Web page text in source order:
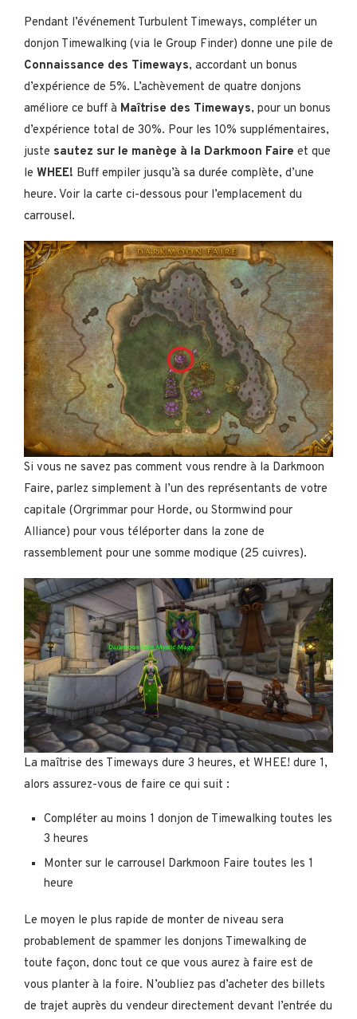
Pendant l’événement Turbulent Timeways, compléter un
donjon Timewalking (via le Group Finder) donne une pile de
Connaissance des Timeways, accordant un bonus
d’expérience de 5%. L’achèvement de quatre donjons
améliore ce buff à Maîtrise des Timeways, pour un bonus
d’expérience total de 30%. Pour les 10% supplémentaires,
juste sautez sur le manège à la Darkmoon Faire et que
le WHEE! Buff empiler jusqu’à sa durée complète, d’une
heure. Voir la carte ci-dessous pour l’emplacement du
carrousel.
Si vous ne savez pas comment vous rendre à la Darkmoon
Faire, parlez simplement à l’un des représentants de votre
capitale (Orgrimmar pour Horde, ou Stormwind pour
Alliance) pour vous téléporter dans la zone de
rassemblement pour une somme modique (25 cuivres).
La maîtrise des Timeways dure 3 heures, et WHEE! dure 1,
alors assurez-vous de faire ce qui suit :
Compléter au moins 1 donjon de Timewalking toutes les
3 heures
Monter sur le carrousel Darkmoon Faire toutes les 1
heure
Le moyen le plus rapide de monter de niveau sera
probablement de spammer les donjons Timewalking de
toute façon, donc tout ce que vous aurez à faire est de
vous planter à la foire. N’oubliez pas d’acheter des billets
de trajet auprès du vendeur directement devant l’entrée du